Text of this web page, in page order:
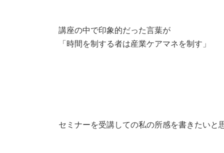
講座の中で印象的だった言葉が
「時間を制する者は産業ケアマネを制す」
セミナーを受講しての私の所感を書きたいと